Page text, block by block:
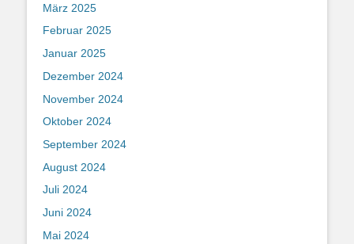
März 2025
Februar 2025
Januar 2025
Dezember 2024
November 2024
Oktober 2024
September 2024
August 2024
Juli 2024
Juni 2024
Mai 2024